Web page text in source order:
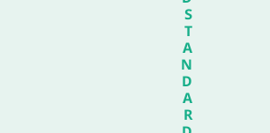
S
T
A
N
D
A
R